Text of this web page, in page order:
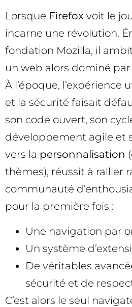
Lorsque Firefox voit le
incarne une révolution.
fondation Mozilla, il
un web alors dominé
À l’époque,
et la sécurité faisait
son code ouvert, son
développement agile et
vers la personnalisation
thèmes), réussit à rallier
communauté
pour la première fois :
Une navigation par
Un système
De véritables
sécurité et de
C’est alors le seul